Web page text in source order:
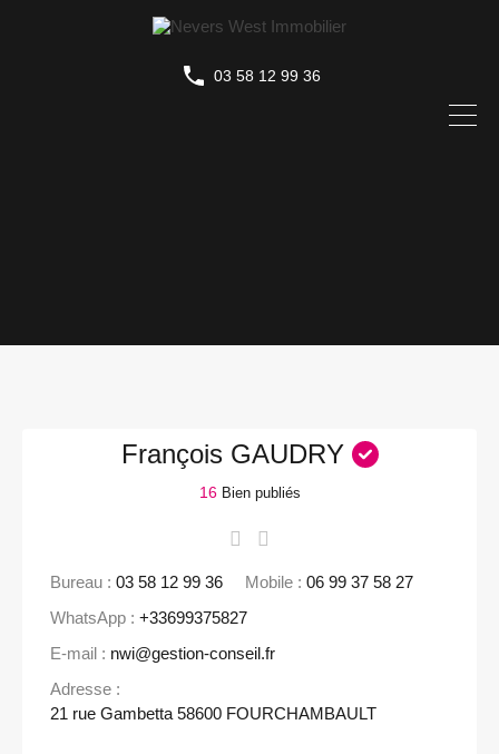
03 58 12 99 36
François GAUDRY
16 Bien publiés
Bureau : 03 58 12 99 36 Mobile : 06 99 37 58 27
WhatsApp : +33699375827
E-mail : nwi@gestion-conseil.fr
Adresse :
21 rue Gambetta 58600 FOURCHAMBAULT